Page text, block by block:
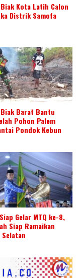
Kota Latih Calon
Distrik Samofa
Barat Bantu
Pohon Palem
Pondok Kebun
Gelar MTQ ke-8,
Siap Ramaikan
Selatan